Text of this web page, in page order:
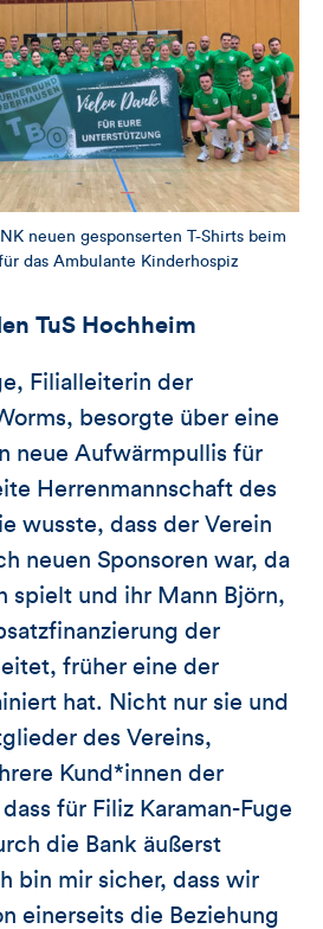
neuen gesponserten T-Shirts beim
das Ambulante Kinderhospiz
TuS Hochheim
Filialleiterin der
besorgte über eine
neue Aufwärmpullis für
Herrenmannschaft des
wusste, dass der Verein
neuen Sponsoren war, da
spielt und ihr Mann Björn,
der
früher eine der
hat. Nicht nur sie und
des Vereins,
Kund*innen der
für Filiz Karaman-Fuge
die Bank äußerst
bin mir sicher, dass wir
einerseits die Beziehung